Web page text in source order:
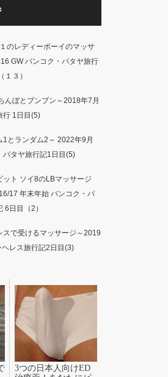
のレディーボーイのマッサ
GW バンコク・パタヤ旅行
１３）
んぼとブンブン～2018年7月
行 1日目(5)
1とランダム2～ 2022年9月
パタヤ旅行記1日目(5)
ット ソイ8のLBマッサージ
17 年末年始 バンコク・パ
6日目（2）
スで受けるマッサージ～2019
ヘレス旅行記2日目(3)